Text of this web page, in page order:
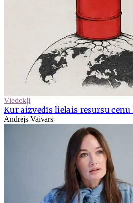
Viedokļi
Kur aizvedīs lielais resursu cenu
Andrejs Vaivars